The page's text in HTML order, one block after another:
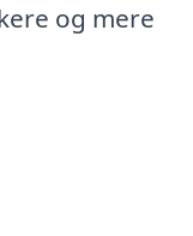
og mere